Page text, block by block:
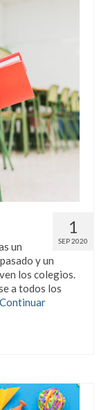
1
SEP 2020
un
y un
los colegios.
a todos los
Continuar